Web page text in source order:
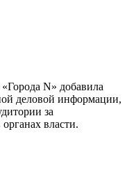
N» добавила
деловой информации,
за
власти.